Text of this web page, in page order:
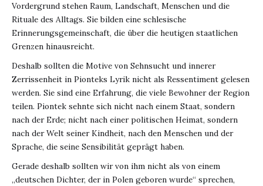
Vordergrund stehen Raum, Landschaft, Menschen und die
Rituale des Alltags. Sie bilden eine schlesische
Erinnerungsgemeinschaft, die über die heutigen staatlichen
Grenzen hinausreicht.
Deshalb sollten die Motive von Sehnsucht und innerer
Zerrissenheit in Pionteks Lyrik nicht als Ressentiment gelesen
werden. Sie sind eine Erfahrung, die viele Bewohner der Region
teilen. Piontek sehnte sich nicht nach einem Staat, sondern
nach der Erde; nicht nach einer politischen Heimat, sondern
nach der Welt seiner Kindheit, nach den Menschen und der
Sprache, die seine Sensibilität geprägt haben.
Gerade deshalb sollten wir von ihm nicht als von einem
„deutschen Dichter, der in Polen geboren wurde“ sprechen,